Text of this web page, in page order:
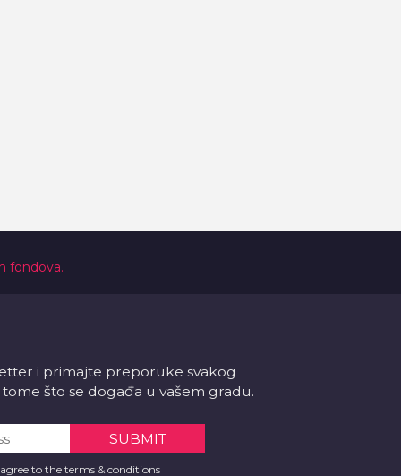
fondova.
i primajte preporuke svakog
što se događa u vašem gradu.
to the terms & conditions